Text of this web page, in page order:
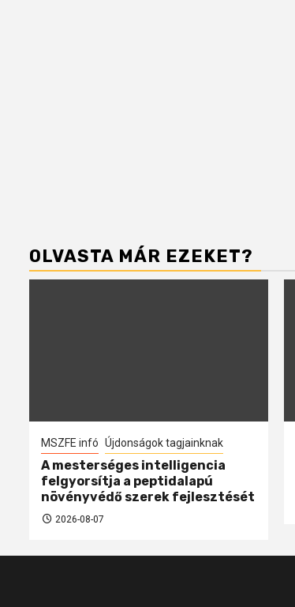
OLVASTA MÁR EZEKET?
MSZFE infó Újdonságok tagjainknak
A mesterséges intelligencia
felgyorsítja a peptidalapú
növényvédő szerek fejlesztését
2026-08-07